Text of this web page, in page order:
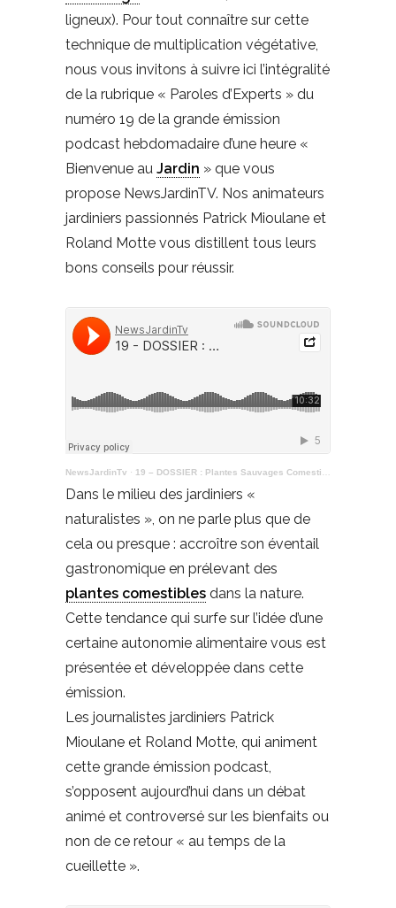
ligneux). Pour tout connaître sur cette
technique de multiplication végétative,
nous vous invitons à suivre ici l’intégralité
de la rubrique « Paroles d’Experts » du
numéro 19 de la grande émission
podcast hebdomadaire d’une heure «
Bienvenue au Jardin » que vous
propose NewsJardinTV. Nos animateurs
jardiniers passionnés Patrick Mioulane et
Roland Motte vous distillent tous leurs
bons conseils pour réussir.
NewsJardinTv · 19 – DOSSIER : Plantes Sauvages Comestibles
Dans le milieu des jardiniers «
naturalistes », on ne parle plus que de
cela ou presque : accroître son éventail
gastronomique en prélevant des
plantes comestibles dans la nature.
Cette tendance qui surfe sur l’idée d’une
certaine autonomie alimentaire vous est
présentée et développée dans cette
émission.
Les journalistes jardiniers Patrick
Mioulane et Roland Motte, qui animent
cette grande émission podcast,
s’opposent aujourd’hui dans un débat
animé et controversé sur les bienfaits ou
non de ce retour « au temps de la
cueillette ».